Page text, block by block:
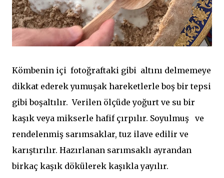
Kömbenin içi fotoğraftaki gibi altını delmemeye
dikkat ederek yumuşak hareketlerle boş bir tepsi
gibi boşaltılır. Verilen ölçüde yoğurt ve su bir
kaşık veya mikserle hafif çırpılır. Soyulmuş ve
rendelenmiş sarımsaklar, tuz ilave edilir ve
karıştırılır. Hazırlanan sarımsaklı ayrandan
birkaç kaşık dökülerek kaşıkla yayılır.